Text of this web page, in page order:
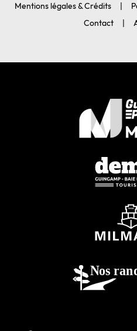
Mentions légales & Crédits
Contact